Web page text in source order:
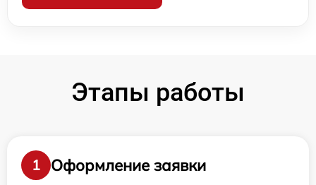
Этапы работы
1
Оформление заявки